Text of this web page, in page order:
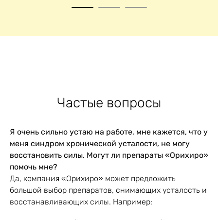
1 2 3
Частые вопросы
Я очень сильно устаю на работе, мне кажется, что у
меня синдром хронической усталости, не могу
восстановить силы. Могут ли препараты «Орихиро»
помочь мне?
Да, компания «Орихиро» может предложить
большой выбор препаратов, снимающих усталость и
восстанавливающих силы. Например: